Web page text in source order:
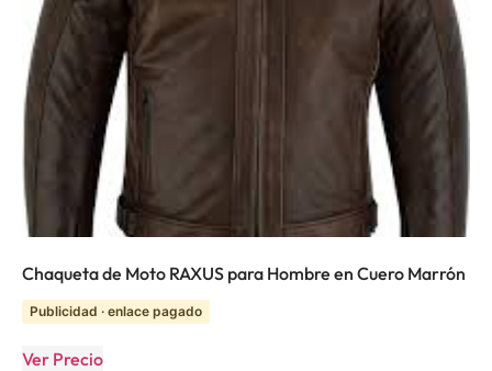
Chaqueta de Moto RAXUS para Hombre en Cuero Marrón
Publicidad · enlace pagado
Ver Precio